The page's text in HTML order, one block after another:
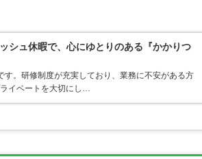
シュ休暇で、心にゆとりのある『かかりつ
。研修制度が充実しており、業務に不安がある方
イベートを大切にし…